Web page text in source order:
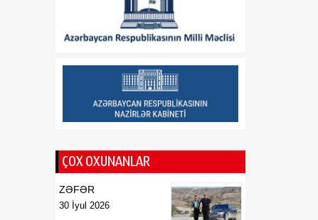
attaşelərinin və
nümayəndələrinin illik
iclası keçirilib
Azərbaycanın sülh siyasəti
Cənubi Qafqazda yeni
reallıq formalaşdırır
böhranlar fonunda Cənubi
Qafqaz özünü regional
əməkdaşlıq üçün əlverişli
məkan kimi təqdim edir
ÇOX OXUNANLAR
ZƏFƏR
30 İyul 2026